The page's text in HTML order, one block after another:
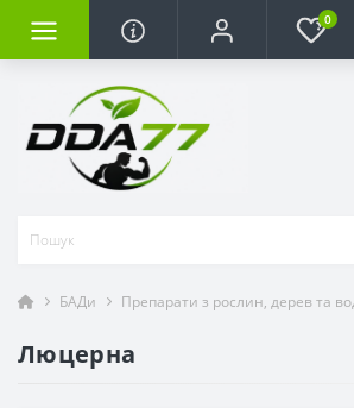
0
БАДи Препарати з рослин, дерев та
Люцерна